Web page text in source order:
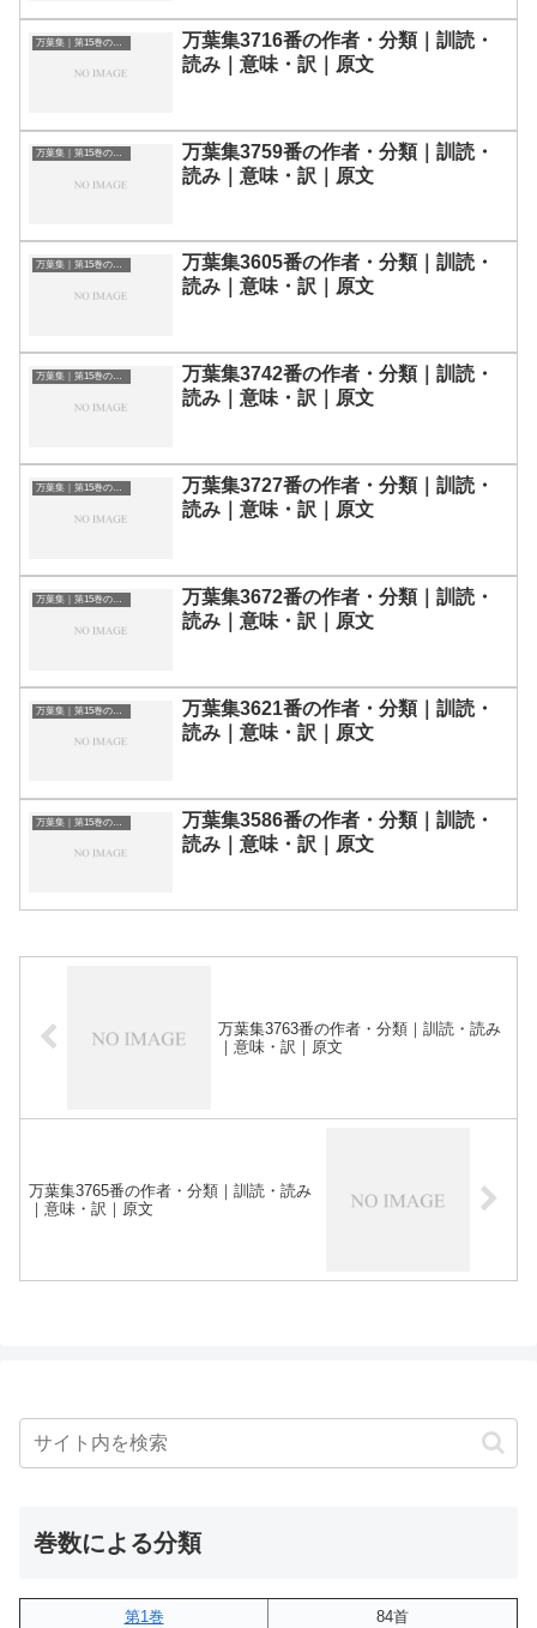
万葉集｜第15巻の和歌一覧
万葉集3716番の作者・分類｜訓読・
読み｜意味・訳｜原文
万葉集｜第15巻の和歌一覧
万葉集3759番の作者・分類｜訓読・
読み｜意味・訳｜原文
万葉集｜第15巻の和歌一覧
万葉集3605番の作者・分類｜訓読・
読み｜意味・訳｜原文
万葉集｜第15巻の和歌一覧
万葉集3742番の作者・分類｜訓読・
読み｜意味・訳｜原文
万葉集｜第15巻の和歌一覧
万葉集3727番の作者・分類｜訓読・
読み｜意味・訳｜原文
万葉集｜第15巻の和歌一覧
万葉集3672番の作者・分類｜訓読・
読み｜意味・訳｜原文
万葉集｜第15巻の和歌一覧
万葉集3621番の作者・分類｜訓読・
読み｜意味・訳｜原文
万葉集｜第15巻の和歌一覧
万葉集3586番の作者・分類｜訓読・
読み｜意味・訳｜原文
万葉集3763番の作者・分類｜訓読・読み
｜意味・訳｜原文
万葉集3765番の作者・分類｜訓読・読み
｜意味・訳｜原文
巻数による分類
第1巻
84首